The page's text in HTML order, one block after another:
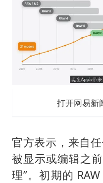
打开网易新
官方表示，来自
被显示或编辑之
理”。初期的